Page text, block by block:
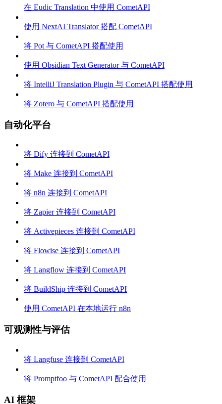
在 Eudic Translation 中使用 CometAPI
使用 NextAI Translator 搭配 CometAPI
将 Pot 与 CometAPI 搭配使用
使用 Obsidian Text Generator 与 CometAPI
将 IntelliJ Translation Plugin 与 CometAPI 搭配使用
将 Zotero 与 CometAPI 搭配使用
自动化平台
将 Dify 连接到 CometAPI
将 Make 连接到 CometAPI
将 n8n 连接到 CometAPI
将 Zapier 连接到 CometAPI
将 Activepieces 连接到 CometAPI
将 Flowise 连接到 CometAPI
将 Langflow 连接到 CometAPI
将 BuildShip 连接到 CometAPI
使用 CometAPI 在本地运行 n8n
可观测性与评估
将 Langfuse 连接到 CometAPI
将 Promptfoo 与 CometAPI 配合使用
AI 框架